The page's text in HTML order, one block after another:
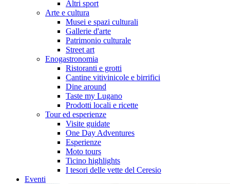
Altri sport
Arte e cultura
Musei e spazi culturali
Gallerie d'arte
Patrimonio culturale
Street art
Enogastronomia
Ristoranti e grotti
Cantine vitivinicole e birrifici
Dine around
Taste my Lugano
Prodotti locali e ricette
Tour ed esperienze
Visite guidate
One Day Adventures
Esperienze
Moto tours
Ticino highlights
I tesori delle vette del Ceresio
Eventi